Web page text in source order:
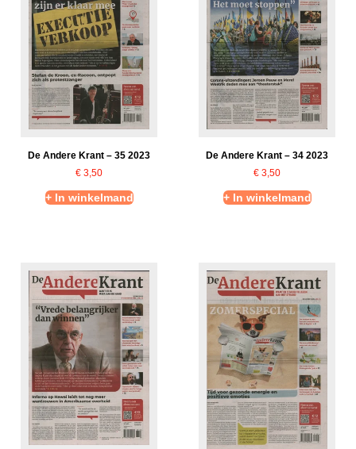
De Andere Krant – 35 2023
€ 3,50
+ In winkelmand
De Andere Krant – 34 2023
€ 3,50
+ In winkelmand